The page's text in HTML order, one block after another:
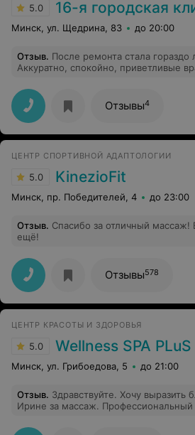
прищепку , что оторвала наполовину
это после её ухода , на моих глазах
прищепку в сторону, в которую
красным, висел на нитке, было видно,
беспокоило и остатку было еще рано
всех идентичное мнение о ней, не
сайте такие отзывы. К слову
приятная.
5.0 16-я городская клиническая
Минск, ул. Щедрина, 83 до 20:00
Отзыв. После ремонта стала гораздо
Аккуратно, спокойно, приветливые
Отзывы4
ЦЕНТР СПОРТИВНОЙ АДАПТОЛОГИИ
5.0 KinezioFit
Минск, пр. Победителей, 4 до 23:00
Отзыв. Спасибо за отличный массаж! Всё
ещё!
Отзывы578
ЦЕНТР КРАСОТЫ И ЗДОРОВЬЯ
5.0 Wellness SPA PLuS
Минск, ул. Грибоедова, 5 до 21:00
Отзыв. Здравствуйте. Хочу выразить
Ирине за массаж. Профессиональный